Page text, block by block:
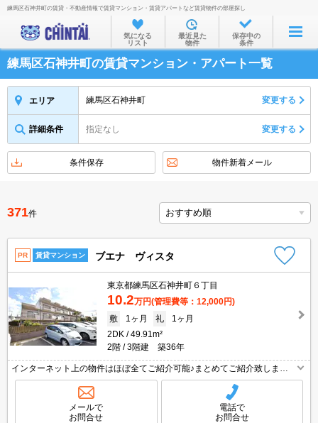
お部屋を探す
沿線・駅から
住所から
物件特集から
不動産会社から
TOP
練馬区石神井町の賃貸・不動産情報で賃貸マンション・賃貸アパートなど賃貸物件の部屋探し
気になる
リスト
最近見た
物件
保存中の
条件
練馬区石神井町の賃貸マンション・アパート一覧
エリア 練馬区石神井町 変更する
詳細条件 指定なし 変更する
条件保存 物件新着メール
371件
PR 賃貸マンション ブエナ ヴィスタ
東京都練馬区石神井町６丁目
10.2万円(管理費等：12,000円)
敷
1ヶ月 礼
1ヶ月
2DK
49.91m²
2階
3階建 築36年
インターネット上の物件はほぼ全てご紹介可能♪まとめてご紹介致します♪
お気軽にお問合せください！お部屋探しはタウンハウジングまで☆新着情
メールで
お問合せ
電話で
お問合せ